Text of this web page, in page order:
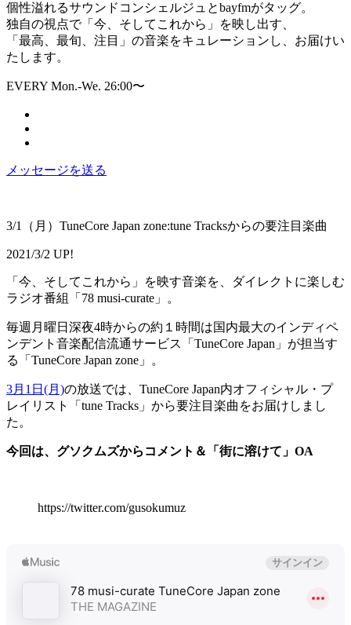
個性溢れるサウンドコンシェルジュとbayfmがタッグ。
独自の視点で「今、そしてこれから」を映し出す、
「最高、最旬、注目」の音楽をキュレーションし、お届けい
たします。
EVERY Mon.-We. 26:00〜
メッセージを送る
3/1（月）TuneCore Japan zone:tune Tracksからの要注目楽曲
2021/3/2 UP!
「今、そしてこれから」を映す音楽を、ダイレクトに楽しむ
ラジオ番組「78 musi-curate」。
毎週月曜日深夜4時からの約１時間は国内最大のインディペ
ンデント音楽配信流通サービス「TuneCore Japan」が担当す
る「TuneCore Japan zone」。
3月1日(月)の放送では、TuneCore Japan内オフィシャル・プ
レイリスト「tune Tracks」から要注目楽曲をお届けしまし
た。
今回は、グソクムズからコメント＆「街に溶けて」OA
https://twitter.com/gusokumuz